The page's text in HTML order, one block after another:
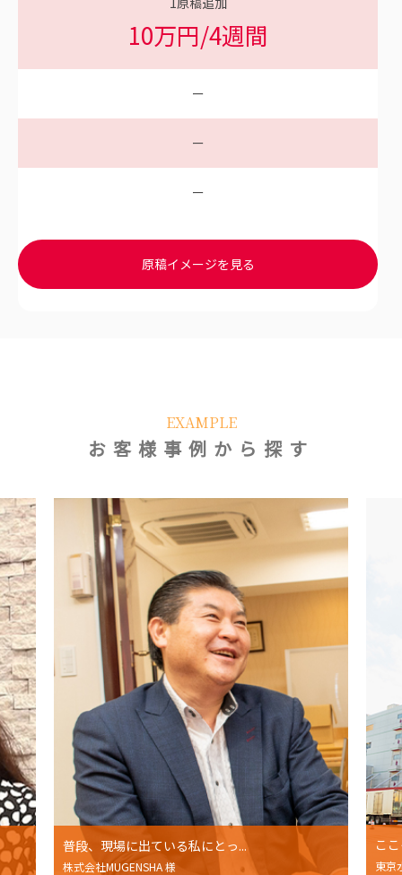
10万円/4週間
ー
ー
ー
原稿イメージを見る
EXAMPLE
お客様事例から探す
普段、現場に出ている私にとっ...
株式会社MUGENSHA 様
こ
東京